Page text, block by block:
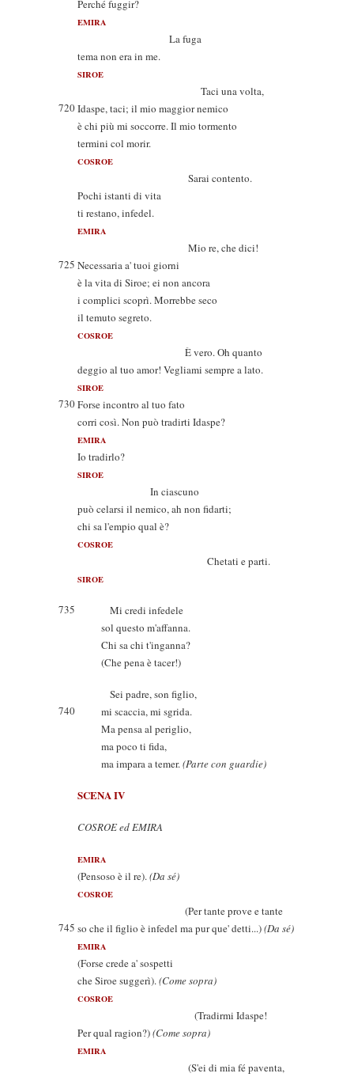
Perché fuggir?
EMIRA
La fuga
tema non era in me.
SIROE
Taci una volta,
720Idaspe, taci; il mio maggior nemico
è chi più mi soccorre. Il mio tormento
termini col morir.
COSROE
Sarai contento.
Pochi istanti di vita
ti restano, infedel.
EMIRA
Mio re, che dici!
725 Necessaria a' tuoi giorni
è la vita di Siroe; ei non ancora
i complici scoprì. Morrebbe seco
il temuto segreto.
COSROE
È vero. Oh quanto
deggio al tuo amor! Vegliami sempre a lato.
SIROE
730Forse incontro al tuo fato
corri così. Non può tradirti Idaspe?
EMIRA
Io tradirlo?
SIROE
In ciascuno
può celarsi il nemico, ah non fidarti;
chi sa l'empio qual è?
COSROE
Chetati e parti.
SIROE
735
Mi credi infedele
sol questo m'affanna.
Chi sa chi t'inganna?
(Che pena è tacer!)
Sei padre, son figlio,
740
mi scaccia, mi sgrida.
Ma pensa al periglio,
ma poco ti fida,
ma impara a temer.(Parte con guardie)
SCENA IV
COSROE ed EMIRA
EMIRA
(Pensoso è il re).(Da sé)
COSROE
(Per tante prove e tante
745 so che il figlio è infedel ma pur que' detti...)(Da sé)
EMIRA
(Forse crede a' sospetti
che Siroe suggerì).(Come sopra)
COSROE
(Tradirmi Idaspe!
Per qual ragion?)(Come sopra)
EMIRA
(S'ei di mia fé paventa,